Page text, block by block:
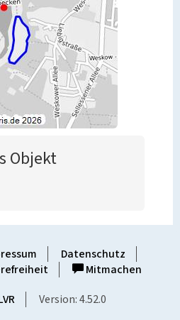
Objekt
Datenschutz
Mitmachen
Version: 4.52.0